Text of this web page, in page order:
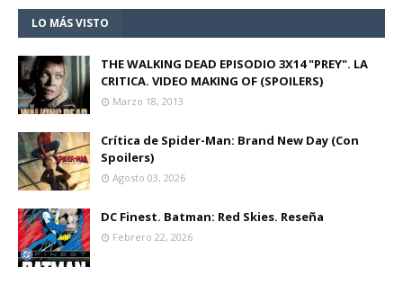
LO MÁS VISTO
THE WALKING DEAD EPISODIO 3X14 "PREY". LA
CRITICA. VIDEO MAKING OF (SPOILERS)
Marzo 18, 2013
Crítica de Spider-Man: Brand New Day (Con
Spoilers)
Agosto 03, 2026
DC Finest. Batman: Red Skies. Reseña
Febrero 22, 2026